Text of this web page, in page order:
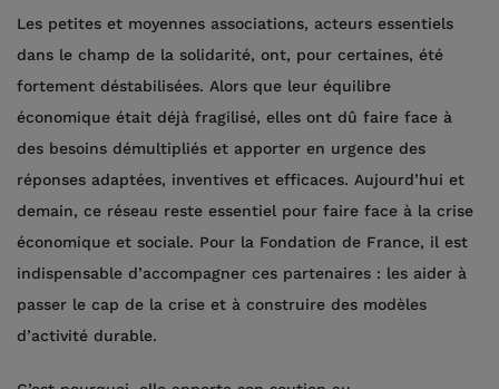
Les petites et moyennes associations, acteurs essentiels
dans le champ de la solidarité, ont, pour certaines, été
fortement déstabilisées. Alors que leur équilibre
économique était déjà fragilisé, elles ont dû faire face à
des besoins démultipliés et apporter en urgence des
réponses adaptées, inventives et efficaces. Aujourd’hui et
demain, ce réseau reste essentiel pour faire face à la crise
économique et sociale. Pour la Fondation de France, il est
indispensable d’accompagner ces partenaires : les aider à
passer le cap de la crise et à construire des modèles
d’activité durable.